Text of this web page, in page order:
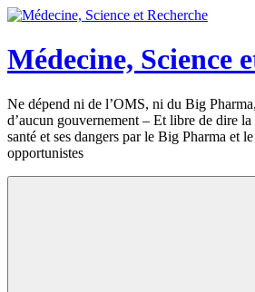
Aller
contenu
Médecine, Science
Ne dépend ni de l’OMS, ni du Big
d’aucun gouvernement – Et libre de dire
santé et ses dangers par le Big Pharma et
opportunistes